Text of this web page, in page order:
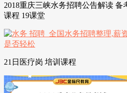
2018重庆三峡水务招聘公告解读
课程 19课堂
21日医疗岗 培训课程